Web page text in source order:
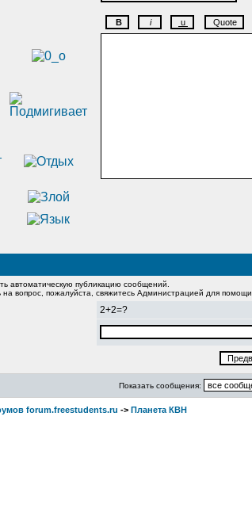
автоматическую публикацию сообщений.
вопрос, пожалуйста, свяжитесь Администрацией для помощи.
2+2=?
Показать сообщения:
forum.freestudents.ru -> Планета КВН